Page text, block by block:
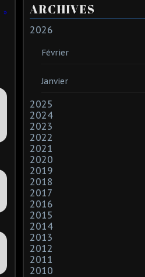
ARCHIVES
2026
Février
Janvier
2025
2024
2023
2022
2021
2020
2019
2018
2017
2016
2015
2014
2013
2012
2011
2010